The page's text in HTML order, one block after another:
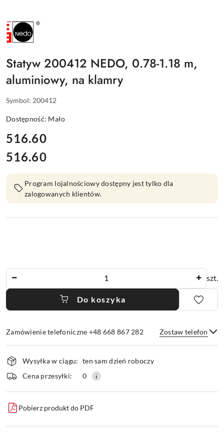
NAZWA
PRODUCENTA:
NEDO
Statyw 200412 NEDO, 0.78-1.18 m,
aluminiowy, na klamry
Symbol: 200412
Dostępność: Mało
cena:
516.60
Cena:
516.60
Program lojalnościowy dostępny jest tylko dla
zalogowanych klientów.
szt.
Do koszyka
Zamówienie telefoniczne +48 668 867 282 Zostaw telefon
Wyślij
Dostępność
i
dostawa
Wysyłka w ciągu: ten sam dzień roboczy
Cena przesyłki:
0
Pobierz produkt do PDF